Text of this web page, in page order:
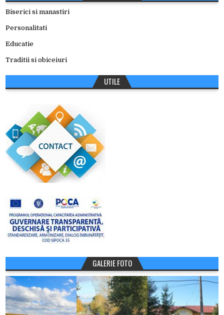
Biserici si manastiri
Personalitati
Educatie
Traditii si obiceiuri
UTILE
GALERIE FOTO